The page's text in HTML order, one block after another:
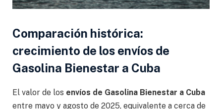
Comparación histórica:
crecimiento de los envíos de
Gasolina Bienestar a Cuba
El valor de los envíos de Gasolina Bienestar a Cuba
entre mayo y agosto de 2025, equivalente a cerca de